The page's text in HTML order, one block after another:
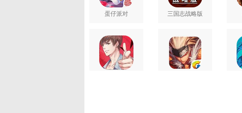
蛋仔派对 三国志战略版